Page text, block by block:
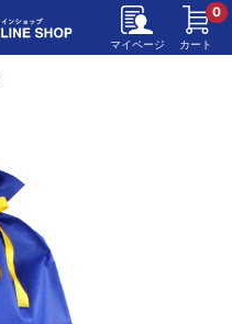
マイページ カート
0